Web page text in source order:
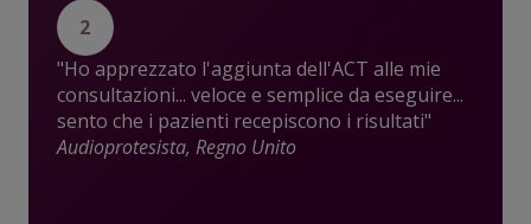
2
"Ho apprezzato l'aggiunta dell'ACT alle mie
consultazioni... veloce e semplice da eseguire...
sento che i pazienti recepiscono i risultati"
Audioprotesista, Regno Unito